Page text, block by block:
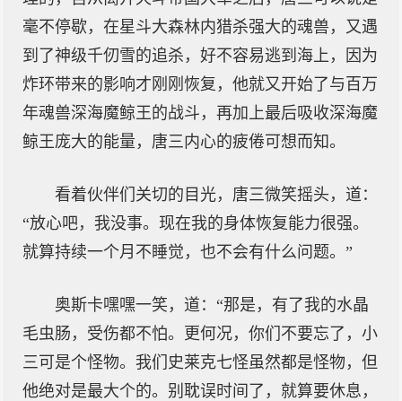
毫不停歇，在星斗大森林内猎杀强大的魂兽，又遇
到了神级千仞雪的追杀，好不容易逃到海上，因为
炸环带来的影响才刚刚恢复，他就又开始了与百万
年魂兽深海魔鲸王的战斗，再加上最后吸收深海魔
鲸王庞大的能量，唐三内心的疲倦可想而知。
看着伙伴们关切的目光，唐三微笑摇头，道：
“放心吧，我没事。现在我的身体恢复能力很强。
就算持续一个月不睡觉，也不会有什么问题。”
奥斯卡嘿嘿一笑，道：“那是，有了我的水晶
毛虫肠，受伤都不怕。更何况，你们不要忘了，小
三可是个怪物。我们史莱克七怪虽然都是怪物，但
他绝对是最大个的。别耽误时间了，就算要休息，